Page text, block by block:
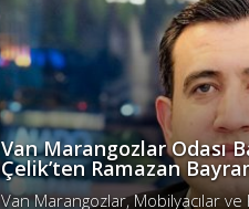
Van Marangozlar Odası
Çelik’ten Ramazan
Van Marangozlar, Mobilyacılar